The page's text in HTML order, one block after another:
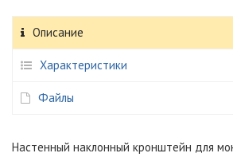
Описание
Характеристики
Файлы
Настенный наклонный кронштейн для